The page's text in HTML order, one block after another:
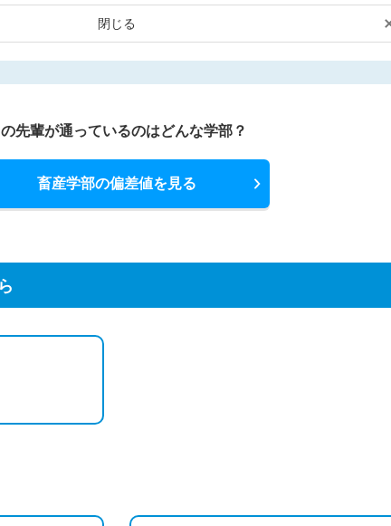
閉じる
先輩が通っているのはどんな学部？
畜産学部の偏差値を見る